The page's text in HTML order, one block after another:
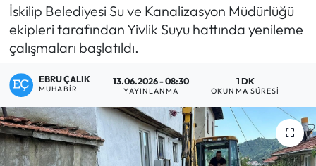
İskilip Belediyesi Su ve Kanalizasyon Müdürlüğü
ekipleri tarafından Yivlik Suyu hattında yenileme
çalışmaları başlatıldı.
EBRU ÇALIK
MUHABIR
13.06.2026 - 08:30
YAYINLANMA
1 DK
OKUNMA SÜRESI
Boğazkale Haberleri
Çorum Haberleri
Çorum Son Dakika Haberleri
Dodurga Haberleri
Eğitim
TFF 1.Lig Puan Durumu ve Fikstür
Tüm Manşetler
Son Dakika Haberleri
Haber Arşivi